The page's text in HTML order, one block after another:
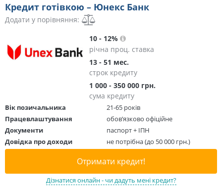
Кредит готівкою – Юнекс Банк
Додати у порівняння:
10 - 12%
річна проц. ставка
13 - 51 мес.
строк кредиту
1 000 - 350 000 грн.
сума кредиту
Вік позичальника
21-65 років
Працевлаштування
обов’язково офіційне
Документи
паспорт + ІПН
Довідка про доходи
не потрібна (до 50 000 грн.)
Отримати кредит!
Дізнатися онлайн - чи дадуть мені кредит?